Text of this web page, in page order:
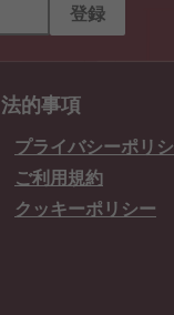
登録
法的事項
プライバシーポリ
ご利用規約
クッキーポリシー